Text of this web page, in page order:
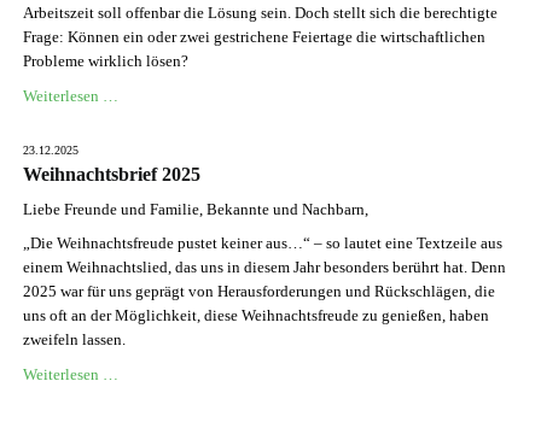
Arbeitszeit soll offenbar die Lösung sein. Doch stellt sich die berechtigte
Frage: Können ein oder zwei gestrichene Feiertage die wirtschaftlichen
Probleme wirklich lösen?
Weiterlesen …
einer
Wirtschaft
23.12.2025
Weihnachtsbrief 2025
Liebe Freunde und Familie, Bekannte und Nachbarn,
„Die Weihnachtsfreude pustet keiner aus…“ – so lautet eine Textzeile aus
einem Weihnachtslied, das uns in diesem Jahr besonders berührt hat. Denn
2025 war für uns geprägt von Herausforderungen und Rückschlägen, die
uns oft an der Möglichkeit, diese Weihnachtsfreude zu genießen, haben
zweifeln lassen.
Weiterlesen …